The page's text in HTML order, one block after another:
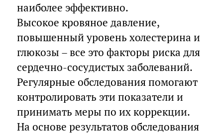
наиболее эффективно.
Высокое кровяное давление,
повышенный уровень холестерина и
глюкозы – все это факторы риска для
сердечно-сосудистых заболеваний.
Регулярные обследования помогают
контролировать эти показатели и
принимать меры по их коррекции.
На основе результатов обследования